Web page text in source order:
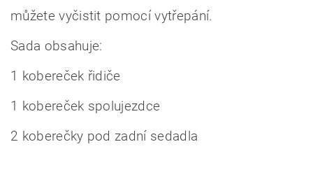
můžete vyčistit pomocí vytřepání.
Sada obsahuje:
1 kobereček řidiče
1 kobereček spolujezdce
2 koberečky pod zadní sedadla